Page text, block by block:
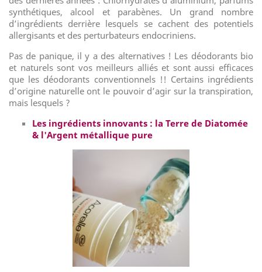
synthétiques, alcool et parabènes. Un grand nombre
d’ingrédients derrière lesquels se cachent des potentiels
allergisants et des perturbateurs endocriniens.
Pas de panique, il y a des alternatives ! Les déodorants bio
et naturels sont vos meilleurs alliés et sont aussi efficaces
que les déodorants conventionnels !! Certains ingrédients
d’origine naturelle ont le pouvoir d’agir sur la transpiration,
mais lesquels ?
Les ingrédients innovants : la Terre de Diatomée
& l'Argent métallique pure